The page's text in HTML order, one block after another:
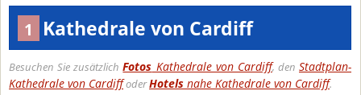
1 Kathedrale von Cardiff
Besuchen Sie zusätzlichFotos Kathedrale von Cardiff, den Stadtplan-
Kathedrale von CardiffoderHotels nahe Kathedrale von Cardiff.